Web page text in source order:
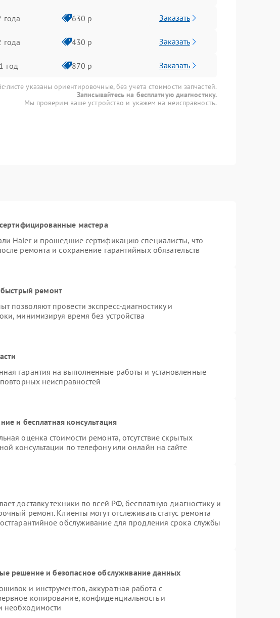
года 630 р Заказать
года 430 р Заказать
1 год 870 р Заказать
листе указаны ориентировочные, без учета стоимости запчастей.
Записывайтесь на бесплатную диагностику.
Мы проверим ваше устройство и укажем на неисправность.
мастера
Haier и прошедшие сертификацию специалисты, что
ремонта и сохранение гарантийных обязательств
быстрый ремонт
позволяют провести экспресс-диагностику и
минимизируя время без устройства
гарантия на выполненные работы и установленные
неисправностей
и бесплатная консультация
оценка стоимости ремонта, отсутствие скрытых
консультации по телефону или онлайн на сайте
доставку техники по всей РФ, бесплатную диагностику и
ремонт. Клиенты могут отслеживать статус ремонта
обслуживание для продления срока службы
решение и безопасное обслуживание данных
и инструментов, аккуратная работа с
копирование, конфиденциальность и
необходимости